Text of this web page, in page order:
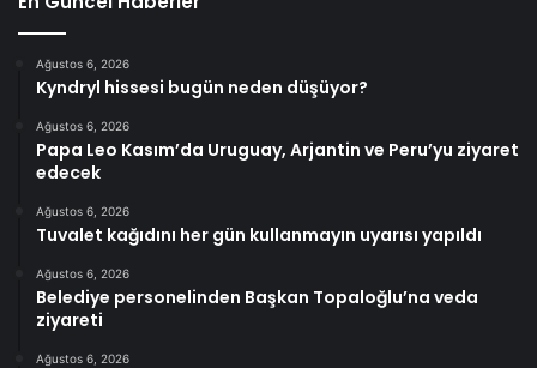
Ağustos 6, 2026
Kyndryl hissesi bugün neden düşüyor?
Ağustos 6, 2026
Papa Leo Kasım’da Uruguay, Arjantin ve Peru’yu ziyaret
edecek
Ağustos 6, 2026
Tuvalet kağıdını her gün kullanmayın uyarısı yapıldı
Ağustos 6, 2026
Belediye personelinden Başkan Topaloğlu’na veda
ziyareti
Ağustos 6, 2026